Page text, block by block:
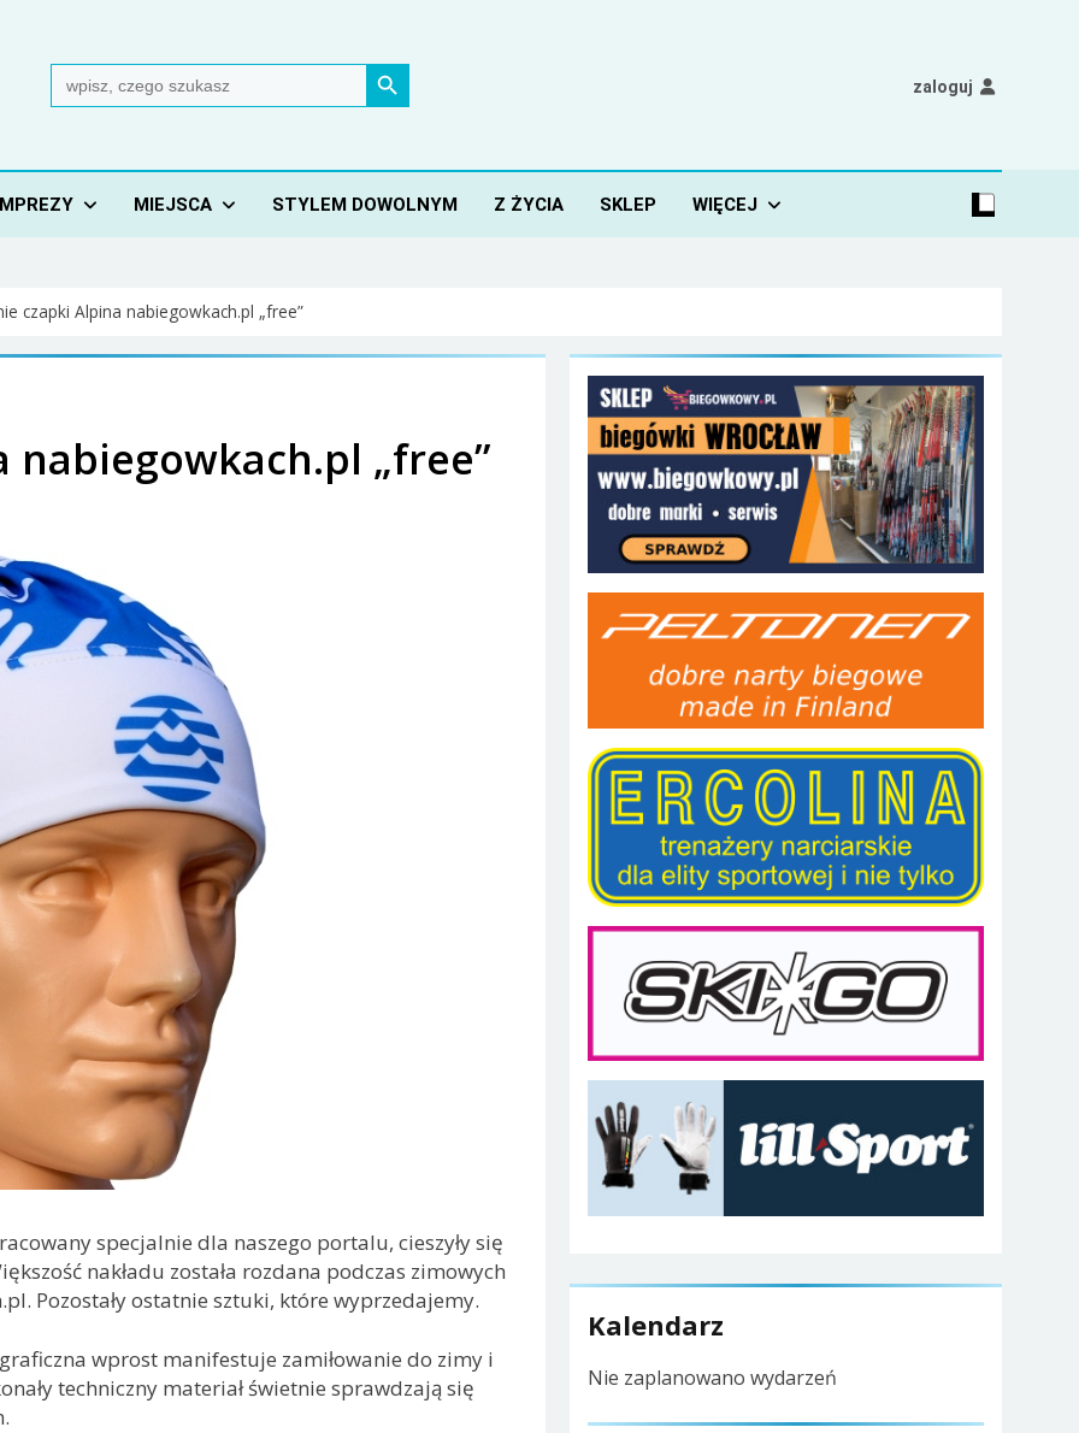
Search
for:
Search Button
zaloguj
MIEJSCA STYLEM DOWOLNYM Z ŻYCIA SKLEP WIĘCEJ
czapki Alpina nabiegowkach.pl „free”
„free”
specjalnie dla naszego portalu, cieszyły się
nakładu została rozdana podczas zimowych
Pozostały ostatnie sztuki, które wyprzedajemy.
wprost manifestuje zamiłowanie do zimy i
techniczny materiał świetnie sprawdzają się
Kalendarz
Nie zaplanowano wydarzeń